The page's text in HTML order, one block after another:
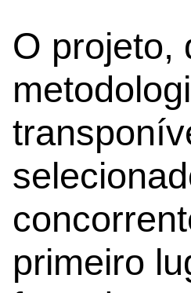
O projeto,
primeiro